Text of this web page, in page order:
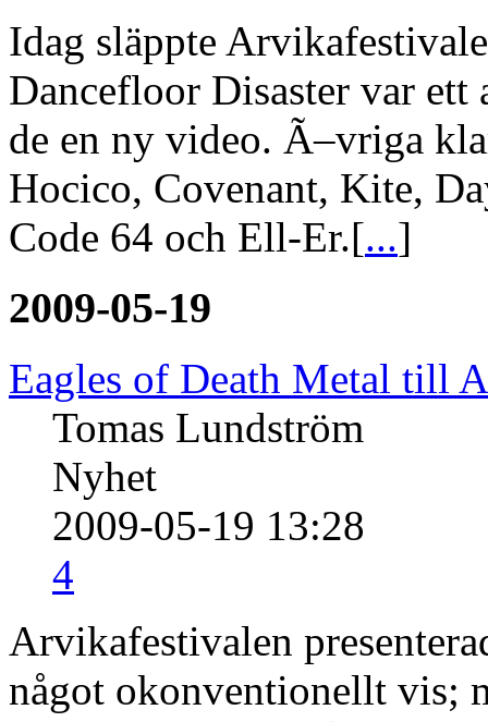
Idag släppte
Dancefloor Disaster var ett
de en ny video. Ã–vriga
Hocico, Covenant, Kite,
Code 64 och Ell-Er.[...]
2009-05-19
Eagles of Death Metal till
Tomas Lundström
Nyhet
2009-05-19 13:28
4
Arvikafestivalen
något okonventionellt vis;